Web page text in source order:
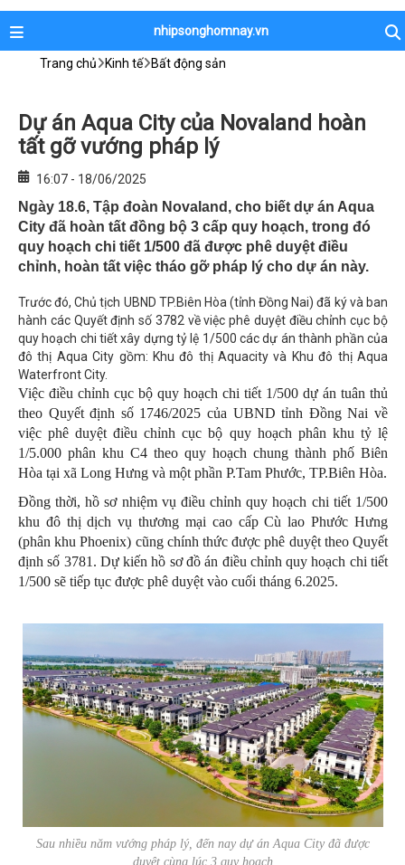
nhipsonghomnay.vn
Trang chủ Kinh tế Bất động sản
Dự án Aqua City của Novaland hoàn
tất gỡ vướng pháp lý
16:07 - 18/06/2025
Ngày 18.6, Tập đoàn Novaland, cho biết dự án Aqua
City đã hoàn tất đồng bộ 3 cấp quy hoạch, trong đó
quy hoạch chi tiết 1/500 đã được phê duyệt điều
chỉnh, hoàn tất việc tháo gỡ pháp lý cho dự án này.
Trước đó, Chủ tịch UBND TP.Biên Hòa (tỉnh Đồng Nai) đã ký và ban
hành các Quyết định số 3782 về việc phê duyệt điều chỉnh cục bộ
quy hoạch chi tiết xây dựng tỷ lệ 1/500 các dự án thành phần của
đô thị Aqua City gồm: Khu đô thị Aquacity và Khu đô thị Aqua
Waterfront City.
Việc điều chỉnh cục bộ quy hoạch chi tiết 1/500 dự án tuân thủ
theo Quyết định số 1746/2025 của UBND tỉnh Đồng Nai về
việc phê duyệt điều chỉnh cục bộ quy hoạch phân khu tỷ lệ
1/5.000 phân khu C4 theo quy hoạch chung thành phố Biên
Hòa tại xã Long Hưng và một phần P.Tam Phước, TP.Biên Hòa.
Đồng thời, hồ sơ nhiệm vụ điều chỉnh quy hoạch chi tiết 1/500
khu đô thị dịch vụ thương mại cao cấp Cù lao Phước Hưng
(phân khu Phoenix) cũng chính thức được phê duyệt theo Quyết
định số 3781. Dự kiến hồ sơ đồ án điều chỉnh quy hoạch chi tiết
1/500 sẽ tiếp tục được phê duyệt vào cuối tháng 6.2025.
Sau nhiều năm vướng pháp lý, đến nay dự án Aqua City đã được
duyệt cùng lúc 3 quy hoạch